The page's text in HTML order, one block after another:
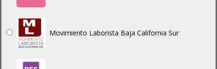
Movimiento Laborista Baja California Sur